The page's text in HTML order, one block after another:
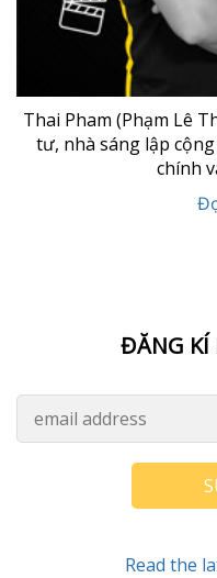
Thai Pham (Phạm Lê
tư, nhà sáng lập
chính
ĐĂNG KÍ
Read the